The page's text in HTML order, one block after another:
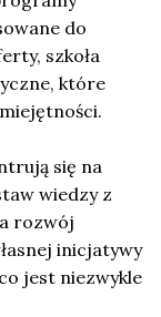
do
szkoła
które
się na
wiedzy z
rozwój
inicjatywy
jest niezwykle